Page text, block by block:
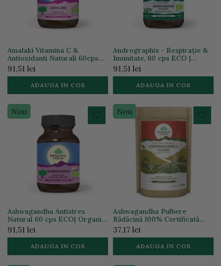
Amalaki Vitamina C &
Antioxidanti Naturali 60cps
ECO| Organic India
91,51 lei
ADAUGA IN COS
Andrographis - Respirație &
Imunitate, 60 cps ECO |
Organic India
91,51 lei
ADAUGA IN COS
Nou
Ashwagandha Antistres
Natural 60 cps ECO| Organic
India
91,51 lei
ADAUGA IN COS
Nou
Ashwagandha Pulbere
Rădăcină 100% Certificată
organic, 100g ECO | Organic
India
37,17 lei
ADAUGA IN COS